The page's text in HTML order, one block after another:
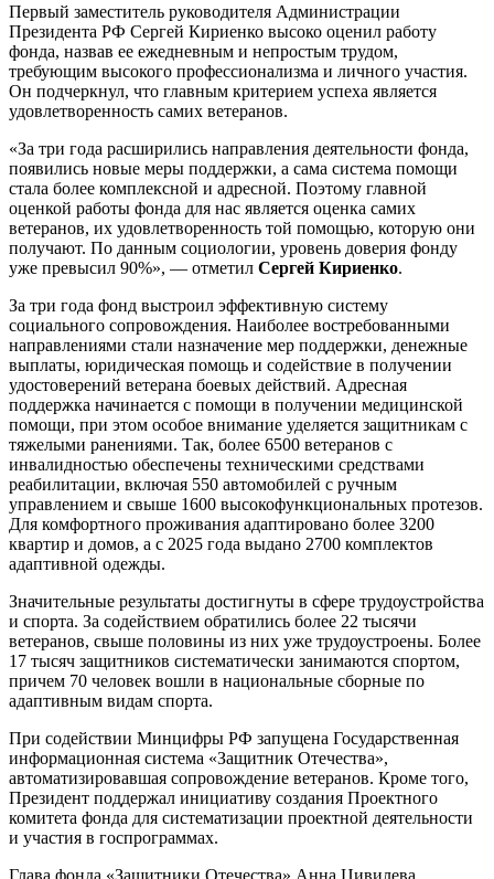
Первый заместитель руководителя Администрации
Президента РФ Сергей Кириенко высоко оценил работу
фонда, назвав ее ежедневным и непростым трудом,
требующим высокого профессионализма и личного участия.
Он подчеркнул, что главным критерием успеха является
удовлетворенность самих ветеранов.
«За три года расширились направления деятельности фонда,
появились новые меры поддержки, а сама система помощи
стала более комплексной и адресной. Поэтому главной
оценкой работы фонда для нас является оценка самих
ветеранов, их удовлетворенность той помощью, которую они
получают. По данным социологии, уровень доверия фонду
уже превысил 90%», — отметил Сергей Кириенко.
За три года фонд выстроил эффективную систему
социального сопровождения. Наиболее востребованными
направлениями стали назначение мер поддержки, денежные
выплаты, юридическая помощь и содействие в получении
удостоверений ветерана боевых действий. Адресная
поддержка начинается с помощи в получении медицинской
помощи, при этом особое внимание уделяется защитникам с
тяжелыми ранениями. Так, более 6500 ветеранов с
инвалидностью обеспечены техническими средствами
реабилитации, включая 550 автомобилей с ручным
управлением и свыше 1600 высокофункциональных протезов.
Для комфортного проживания адаптировано более 3200
квартир и домов, а с 2025 года выдано 2700 комплектов
адаптивной одежды.
Значительные результаты достигнуты в сфере трудоустройства
и спорта. За содействием обратились более 22 тысячи
ветеранов, свыше половины из них уже трудоустроены. Более
17 тысяч защитников систематически занимаются спортом,
причем 70 человек вошли в национальные сборные по
адаптивным видам спорта.
При содействии Минцифры РФ запущена Государственная
информационная система «Защитник Отечества»,
автоматизировавшая сопровождение ветеранов. Кроме того,
Президент поддержал инициативу создания Проектного
комитета фонда для систематизации проектной деятельности
и участия в госпрограммах.
Глава фонда «Защитники Отечества» Анна Цивилева